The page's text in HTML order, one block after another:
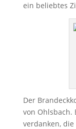
ein beliebtes
Der
von Ohlsbach.
verdanken,